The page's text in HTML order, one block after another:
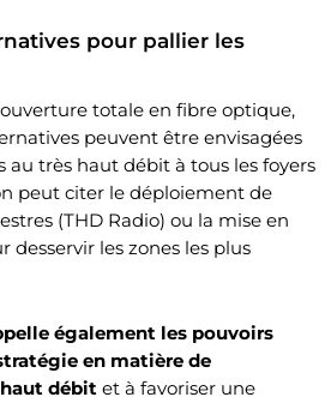
pour pallier les
totale en fibre optique,
peuvent être envisagées
au très haut débit à tous les foyers
peut citer le déploiement de
(THD Radio) ou la mise en
desservir les zones les plus
également les pouvoirs
en matière de
débit et à favoriser une